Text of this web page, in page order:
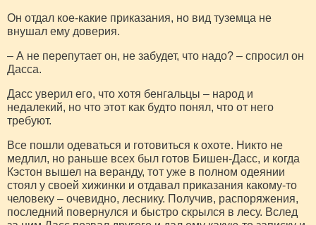
Он отдал кое-какие приказания, но вид туземца не
внушал ему доверия.
– А не перепутает он, не забудет, что надо? – спросил он
Дасса.
Дасс уверил его, что хотя бенгальцы – народ и
недалекий, но что этот как будто понял, что от него
требуют.
Все пошли одеваться и готовиться к охоте. Никто не
медлил, но раньше всех был готов Бишен-Дасс, и когда
Кэстон вышел на веранду, тот уже в полном одеянии
стоял у своей хижинки и отдавал приказания какому-то
человеку – очевидно, леснику. Получив, распоряжения,
последний повернулся и быстро скрылся в лесу. Вслед